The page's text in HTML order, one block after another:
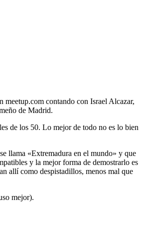
meetup.com contando con Israel Alcazar,
de Madrid.
de los 50. Lo mejor de todo no es lo bien
llama «Extremadura en el mundo» y que
y la mejor forma de demostrarlo es
allí como despistadillos, menos mal que
mejor).